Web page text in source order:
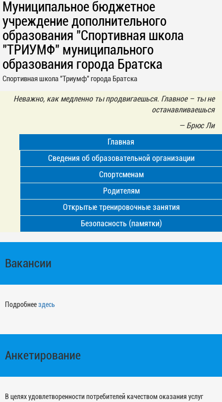
Муниципальное бюджетное
учреждение дополнительного
образования "Спортивная школа
"ТРИУМФ" муниципального
образования города Братска
Спортивная школа "Триумф" города Братска
Неважно, как медленно ты продвигаешься. Главное – ты не
останавливаешься
— Брюс Ли
Главная
Сведения об образовательной организации
Спортсменам
Родителям
Открытые тренировочные занятия
Безопасность (памятки)
Вакансии
Подробнеездесь
Анкетирование
В целях удовлетворенности потребителей качеством оказания услуг